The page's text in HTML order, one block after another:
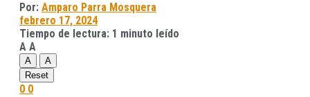
Por: Amparo Parra Mosquera
febrero 17, 2024
Tiempo de lectura: 1 minuto leído
A A
A
A
Reset
0 0